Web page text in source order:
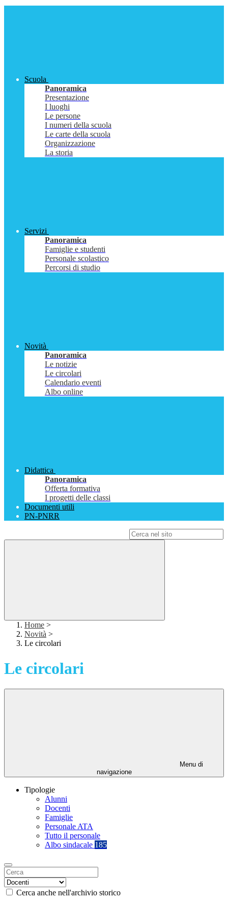
Scuola
Panoramica
Presentazione
I luoghi
Le persone
I numeri della scuola
Le carte della scuola
Organizzazione
La storia
Servizi
Panoramica
Famiglie e studenti
Personale scolastico
Percorsi di studio
Novità
Panoramica
Le notizie
Le circolari
Calendario eventi
Albo online
Didattica
Panoramica
Offerta formativa
I progetti delle classi
Documenti utili
PN-PNRR
Home >
Novità >
Le circolari
Le circolari
Menu di
navigazione
Tipologie
Alunni
Docenti
Famiglie
Personale ATA
Tutto il personale
Albo sindacale 185
Cerca anche nell'archivio storico